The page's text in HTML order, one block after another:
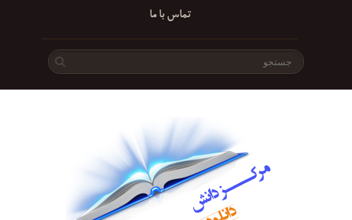
تماس با ما